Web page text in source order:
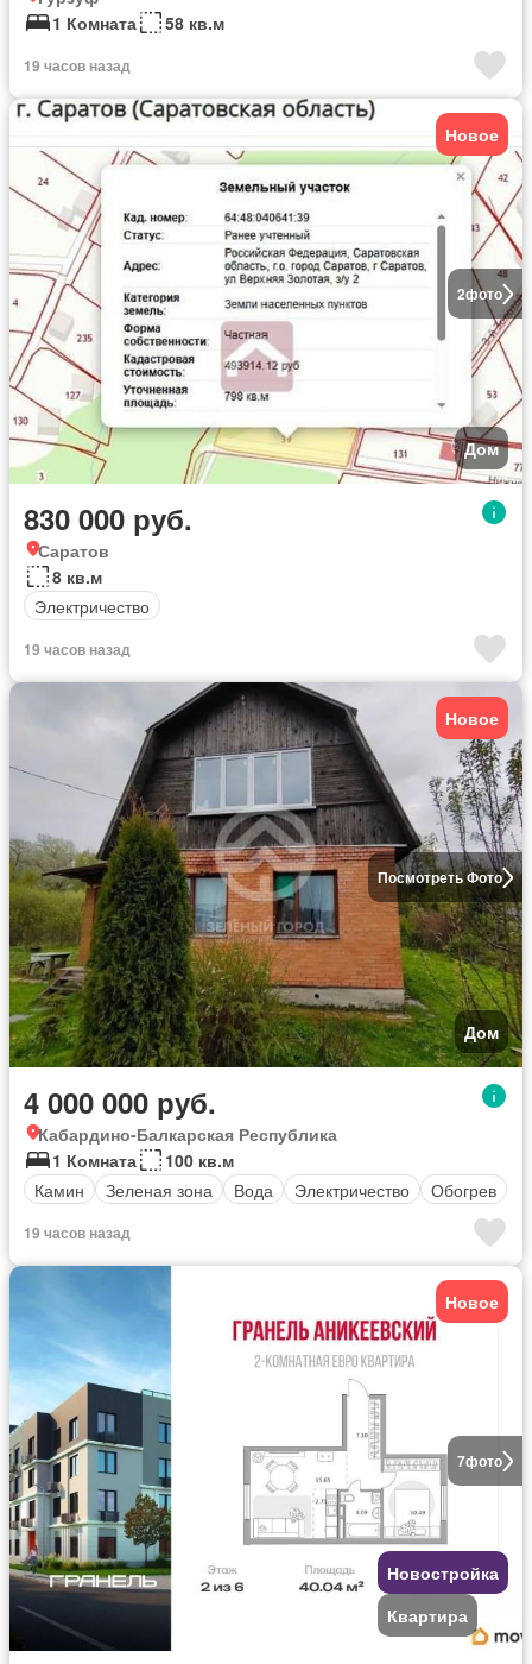
1 Комната
58 кв.м
19 часов назад
2фото
Новое
Дом
830 000 руб.
Саратов
8 кв.м
Электричество
19 часов назад
Посмотреть Фото
Новое
Дом
4 000 000 руб.
Кабардино-Балкарская Республика
1 Комната
100 кв.м
Камин
Зеленая зона Вода Электричество Обогрев
19 часов назад
7фото
Новое
Новостройка
Квартира